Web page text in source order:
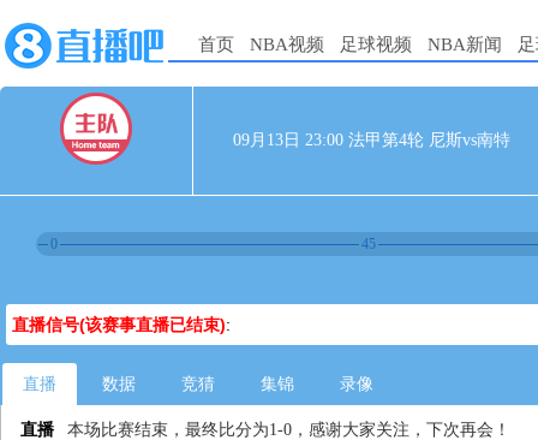
首页 NBA视频 足球视频 NBA新闻
09月13日 23:00 法甲第4轮 尼斯vs南特
0 45
直播信号(该赛事直播已结束):
直播 数据 竞猜 集锦 录像
直播 本场比赛结束，最终比分为1-0，感谢大家关注，下次再会！